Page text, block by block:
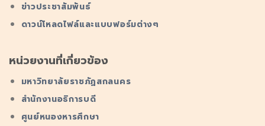
ข่าวประชาสัมพันธ์
ดาวน์โหลดไฟล์และแบบฟอร์มต่างๆ
หน่วยงานที่เกี่ยวข้อง
มหาวิทยาลัยราชภัฏสกลนคร
สำนักงานอธิการบดี
ศูนย์หนองหารศึกษา